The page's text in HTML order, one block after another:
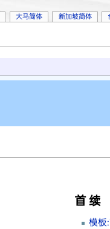
首 续
模板
大马简体 新加坡简体